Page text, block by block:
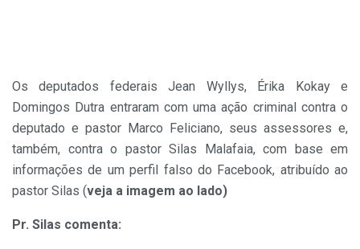
Os deputados federais Jean Wyllys, Érika Kokay e
Domingos Dutra entraram com uma ação criminal contra o
deputado e pastor Marco Feliciano, seus assessores e,
também, contra o pastor Silas Malafaia, com base em
informações de um perfil falso do Facebook, atribuído ao
pastor Silas (veja a imagem ao lado)
Pr. Silas comenta: